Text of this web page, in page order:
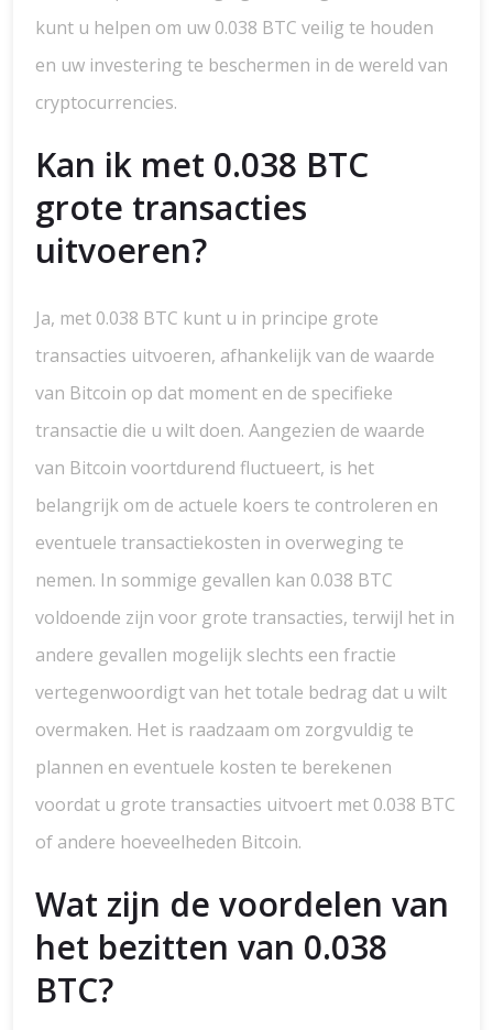
kunt u helpen om uw 0.038 BTC veilig te houden
en uw investering te beschermen in de wereld van
cryptocurrencies.
Kan ik met 0.038 BTC
grote transacties
uitvoeren?
Ja, met 0.038 BTC kunt u in principe grote
transacties uitvoeren, afhankelijk van de waarde
van Bitcoin op dat moment en de specifieke
transactie die u wilt doen. Aangezien de waarde
van Bitcoin voortdurend fluctueert, is het
belangrijk om de actuele koers te controleren en
eventuele transactiekosten in overweging te
nemen. In sommige gevallen kan 0.038 BTC
voldoende zijn voor grote transacties, terwijl het in
andere gevallen mogelijk slechts een fractie
vertegenwoordigt van het totale bedrag dat u wilt
overmaken. Het is raadzaam om zorgvuldig te
plannen en eventuele kosten te berekenen
voordat u grote transacties uitvoert met 0.038 BTC
of andere hoeveelheden Bitcoin.
Wat zijn de voordelen van
het bezitten van 0.038
BTC?